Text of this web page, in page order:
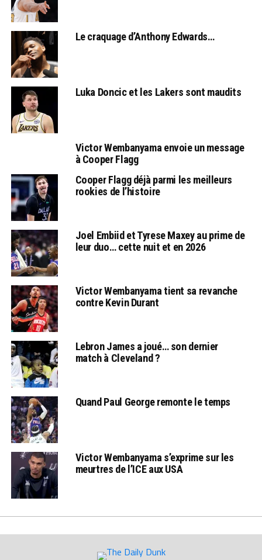
Le craquage d’Anthony Edwards…
Luka Doncic et les Lakers sont maudits
Victor Wembanyama envoie un message
à Cooper Flagg
Cooper Flagg déjà parmi les meilleurs
rookies de l’histoire
Joel Embiid et Tyrese Maxey au prime de
leur duo… cette nuit et en 2026
Victor Wembanyama tient sa revanche
contre Kevin Durant
Lebron James a joué… son dernier
match à Cleveland ?
Quand Paul George remonte le temps
Victor Wembanyama s’exprime sur les
meurtres de l’ICE aux USA